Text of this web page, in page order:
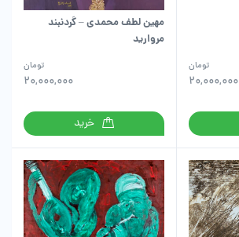
20,000,000
تومان
مهین لطف محمدی – گردنبند
مروارید
20,000,000
تومان
خرید